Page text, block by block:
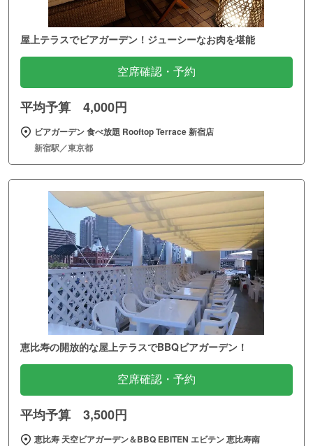
屋上テラスでビアガーデン！ジューシーなお肉を堪能
空席確認・予約
平均予算 4,000円
ビアガーデン 食べ放題 Rooftop Terrace 新宿店
新宿駅／東京都
恵比寿の開放的な屋上テラスでBBQビアガーデン！
空席確認・予約
平均予算 3,500円
恵比寿 天空ビアガーデン＆BBQ EBITEN エビテン 恵比寿南